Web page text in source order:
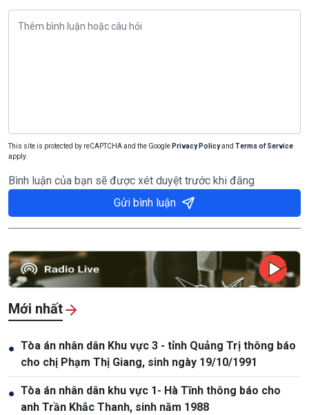
This site is protected by reCAPTCHA and the Google Privacy Policyand Terms of Service
apply.
Bình luận của bạn sẽ được xét duyệt trước khi đăng
Gửi bình luận
Mới nhất
● Tòa án nhân dân Khu vực 3 - tỉnh Quảng Trị thông báo
cho chị Phạm Thị Giang, sinh ngày 19/10/1991
● Tòa án nhân dân khu vực 1- Hà Tĩnh thông báo cho
anh Trần Khắc Thanh, sinh năm 1988